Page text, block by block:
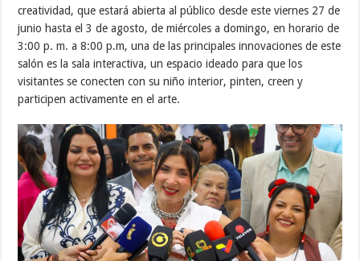
creatividad, que estará abierta al público desde este viernes 27 de
junio hasta el 3 de agosto, de miércoles a domingo, en horario de
3:00 p. m. a 8:00 p.m, una de las principales innovaciones de este
salón es la sala interactiva, un espacio ideado para que los
visitantes se conecten con su niño interior, pinten, creen y
participen activamente en el arte.